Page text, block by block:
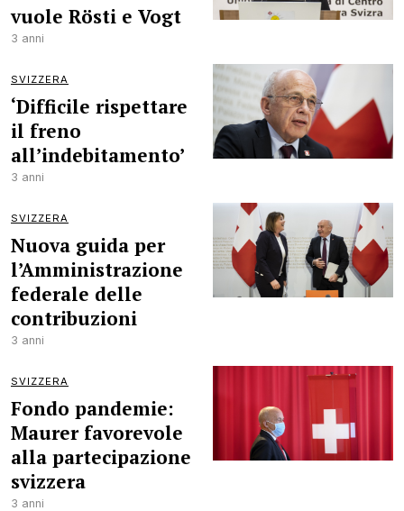
vuole Rösti e Vogt
3 anni
SVIZZERA
‘Difficile rispettare
il freno
all’indebitamento’
3 anni
SVIZZERA
Nuova guida per
l’Amministrazione
federale delle
contribuzioni
3 anni
SVIZZERA
Fondo pandemie:
Maurer favorevole
alla partecipazione
svizzera
3 anni